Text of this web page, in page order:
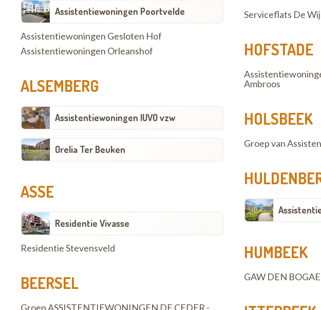
Assistentiewoningen Poortvelde
Assistentiewoningen Gesloten Hof
Assistentiewoningen Orleanshof
ALSEMBERG
Assistentiewoningen IUVO vzw
Orelia Ter Beuken
ASSE
Residentie Vivasse
Residentie Stevensveld
BEERSEL
Groep ASSISTENTIEWONINGEN DE CEDER -
Serviceflats De
HOFSTADE
Ambroos
HOLSBEEK
Groep van
HUMBEEK
GAW DEN